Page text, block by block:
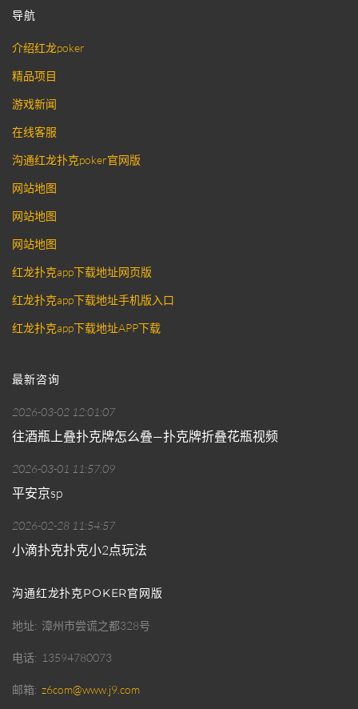
导航
介绍红龙poker
精品项目
游戏新闻
在线客服
沟通红龙扑克poker官网版
网站地图
网站地图
网站地图
红龙扑克app下载地址网页版
红龙扑克app下载地址手机版入口
红龙扑克app下载地址APP下载
最新咨询
2026-03-02 12:01:07
往酒瓶上叠扑克牌怎么叠—扑克牌折叠花瓶视频
2026-03-01 11:57:09
平安京sp
2026-02-28 11:54:57
小滴扑克扑克小2点玩法
沟通红龙扑克POKER官网版
地址 漳州市尝谎之都328号
电话 13594780073
邮箱 z6com@www.j9.com